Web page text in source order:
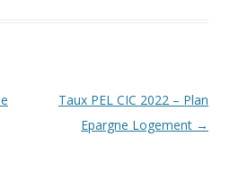
Taux PEL CIC 2022 – Plan
Epargne Logement →